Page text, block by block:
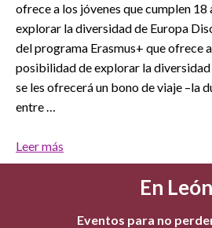
ofrece a los jóvenes que cumplen
explorar la diversidad de Europa
del programa Erasmus+ que ofrece
posibilidad de explorar la diversidad
se les ofrecerá un bono de viaje –la
entre …
Leer más
En León
Eventos para no